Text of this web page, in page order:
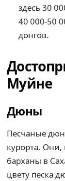
здесь 30
40 000-50
донгов.
Муйне
Дюны
Песчаные
курорта.
барханы в
цвету песка